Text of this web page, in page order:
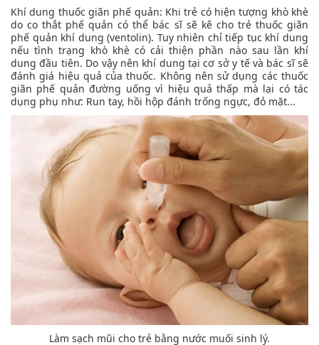
Khí dung thuốc giãn phế quản: Khi trẻ có hiện tượng khò khè
do co thắt phế quản có thể bác sĩ sẽ kê cho trẻ thuốc giãn
phế quản khí dung (ventolin). Tuy nhiên chỉ tiếp tục khí dung
nếu tình trạng khò khè có cải thiện phần nào sau lần khí
dung đầu tiên. Do vậy nên khí dung tại cơ sở y tế và bác sĩ sẽ
đánh giá hiệu quả của thuốc. Không nên sử dụng các thuốc
giãn phế quản đường uống vì hiệu quả thấp mà lại có tác
dụng phụ như: Run tay, hồi hộp đánh trống ngực, đỏ mặt...
Làm sạch mũi cho trẻ bằng nước muối sinh lý.